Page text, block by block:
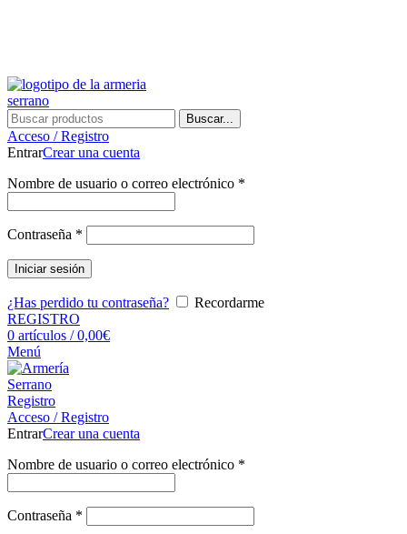
Buscar...
Acceso / Registro
EntrarCrear una cuenta
Nombre de usuario o correo electrónico *
Contraseña *
Iniciar sesión
¿Has perdido tu contraseña?
Recordarme
REGISTRO
0 artículos / 0,00€
Menú
Registro
Acceso / Registro
EntrarCrear una cuenta
Nombre de usuario o correo electrónico *
Contraseña *